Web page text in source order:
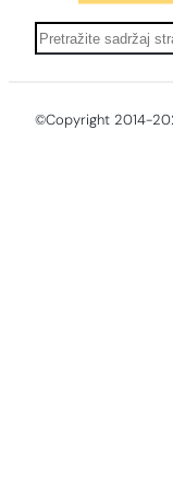
Pretraga
©Copyright 2014-